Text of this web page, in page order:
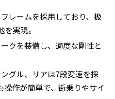
レームを採用しており、扱
実現。
クを装備し、適度な剛性と
グル、リアは7段変速を採
操作が簡単で、街乗りやサイ